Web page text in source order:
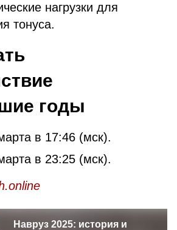
нагрузки для
тонуса.
годы
в 17:46 (мск).
в 23:25 (мск).
Навруз 2025: история и